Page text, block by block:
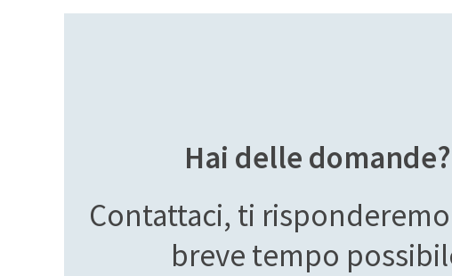
Hai delle domande?
Contattaci, ti
breve tempo